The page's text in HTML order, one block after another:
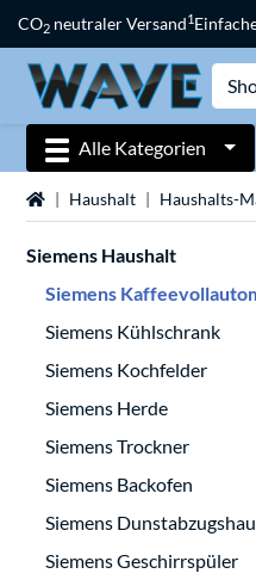
CO2 neutraler Versand1
Alle Kategorien
StartseiteHaushalt Haushalts-
Siemens Haushalt
Siemens
Siemens Kühlschrank
Siemens Kochfelder
Siemens Herde
Siemens Trockner
Siemens Backofen
Siemens
Siemens Geschirrspüler